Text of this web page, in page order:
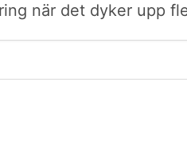
när det dyker upp